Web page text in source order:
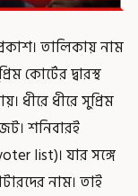
তালিকায় নাম
কোর্টের দ্বারস্থ
ধীরে ধীরে সুপ্রিম
শনিবারই
list)। যার সঙ্গে
নাম। তাই